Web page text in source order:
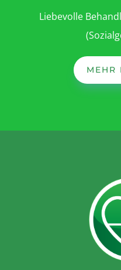
Liebevolle
MEHR